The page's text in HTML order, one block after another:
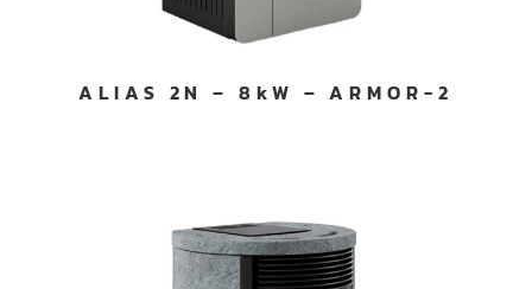
ALIAS 2N – 8kW – ARMOR-2